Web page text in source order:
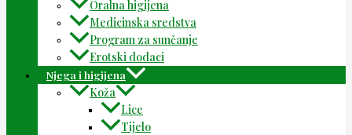
Oralna higijena
Medicinska sredstva
Program za sunčanje
Erotski dodaci
Njega i higijena
Koža
Lice
Tijelo